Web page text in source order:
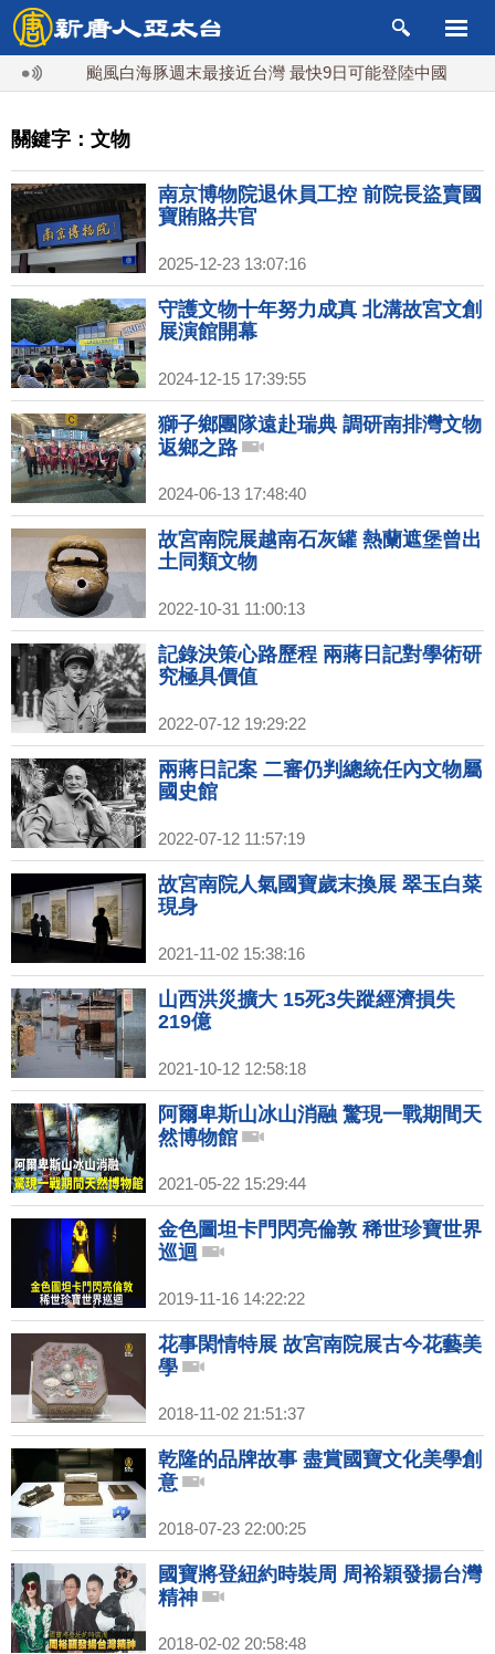
颱風白海豚週末最接近台灣 最快9日可能登陸中國
關鍵字：文物
南京博物院退休員工控 前院長盜賣國
寶賄賂共官
2025-12-23 13:07:16
守護文物十年努力成真 北溝故宮文創
展演館開幕
2024-12-15 17:39:55
獅子鄉團隊遠赴瑞典 調研南排灣文物
返鄉之路
2024-06-13 17:48:40
故宮南院展越南石灰罐 熱蘭遮堡曾出
土同類文物
2022-10-31 11:00:13
記錄決策心路歷程 兩蔣日記對學術研
究極具價值
2022-07-12 19:29:22
兩蔣日記案 二審仍判總統任內文物屬
國史館
2022-07-12 11:57:19
故宮南院人氣國寶歲末換展 翠玉白菜
現身
2021-11-02 15:38:16
山西洪災擴大 15死3失蹤經濟損失
219億
2021-10-12 12:58:18
阿爾卑斯山冰山消融 驚現一戰期間天
然博物館
2021-05-22 15:29:44
金色圖坦卡門閃亮倫敦 稀世珍寶世界
巡迴
2019-11-16 14:22:22
花事閑情特展 故宮南院展古今花藝美
學
2018-11-02 21:51:37
乾隆的品牌故事 盡賞國寶文化美學創
意
2018-07-23 22:00:25
國寶將登紐約時裝周 周裕穎發揚台灣
精神
2018-02-02 20:58:48